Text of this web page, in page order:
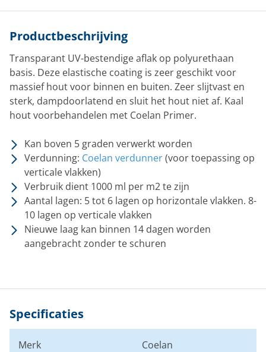
Productbeschrijving
Transparant UV-bestendige aflak op polyurethaan
basis. Deze elastische coating is zeer geschikt voor
massief hout voor binnen en buiten. Zeer slijtvast en
sterk, dampdoorlatend en sluit het hout niet af. Kaal
hout voorbehandelen met Coelan Primer.
Kan boven 5 graden verwerkt worden
Verdunning: Coelan verdunner(voor toepassing op
verticale vlakken)
Verbruik dient 1000 ml per m2 te zijn
Aantal lagen: 5 tot 6 lagen op horizontale vlakken. 8-
10 lagen op verticale vlakken
Nieuwe laag kan binnen 14 dagen worden
aangebracht zonder te schuren
Specificaties
Merk Coelan